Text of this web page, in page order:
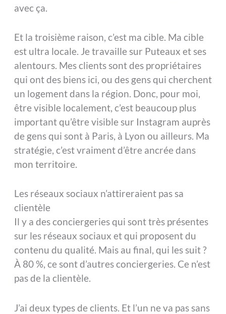
avec ça.
Et la troisième raison, c’est ma cible. Ma cible
est ultra locale. Je travaille sur Puteaux et ses
alentours. Mes clients sont des propriétaires
qui ont des biens ici, ou des gens qui cherchent
un logement dans la région. Donc, pour moi,
être visible localement, c’est beaucoup plus
important qu’être visible sur Instagram auprès
de gens qui sont à Paris, à Lyon ou ailleurs. Ma
stratégie, c’est vraiment d’être ancrée dans
mon territoire.
Les réseaux sociaux n’attireraient pas sa
clientèle
Il y a des conciergeries qui sont très présentes
sur les réseaux sociaux et qui proposent du
contenu du qualité. Mais au final, qui les suit ?
À 80 %, ce sont d’autres conciergeries. Ce n’est
pas de la clientèle.
J’ai deux types de clients. Et l’un ne va pas sans